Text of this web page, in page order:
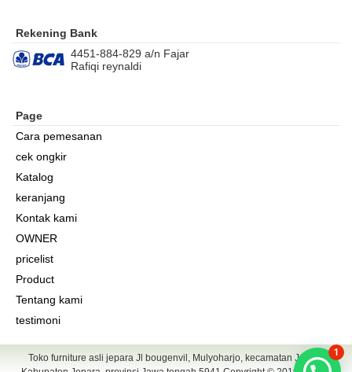
Rekening Bank
4451-884-829 a/n Fajar
Rafiqi reynaldi
Page
Cara pemesanan
cek ongkir
Katalog
keranjang
Kontak kami
OWNER
pricelist
Product
Tentang kami
testimoni
Toko furniture asli jepara Jl bougenvil, Mulyoharjo, kecamatan Jepara
1